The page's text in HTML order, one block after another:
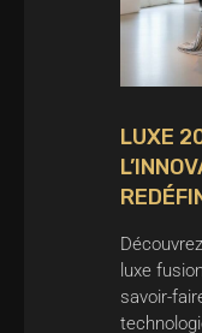
LUXE
luxe
savoir-